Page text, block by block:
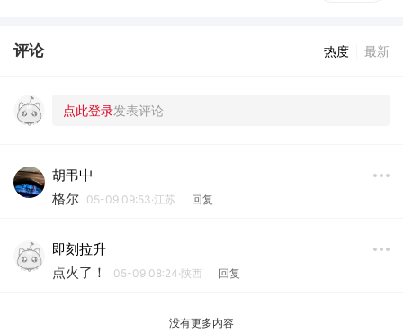
评论 热度 最新
胡弔屮
格尔 05-09 09:53·江苏 回复
即刻拉升
点火了！
05-09 08:24·陕西 回复
没有更多内容